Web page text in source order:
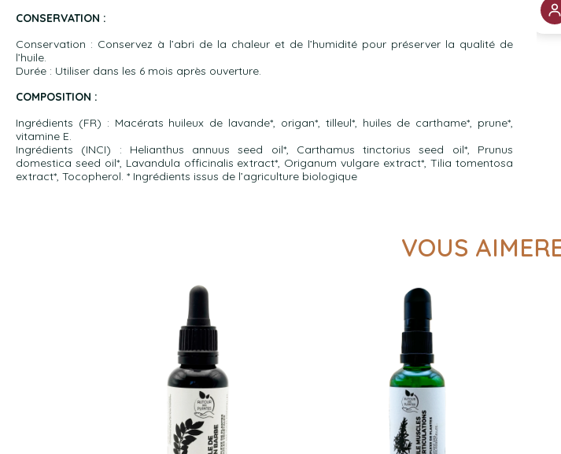
CONSERVATION :
Conservation : Conservez à l’abri de la chaleur et de l’humidité pour préserver la qualité de
l’huile.
Durée : Utiliser dans les 6 mois après ouverture.
COMPOSITION :
Ingrédients (FR) : Macérats huileux de lavande*, origan*, tilleul*, huiles de carthame*, prune*,
vitamine E.
Ingrédients (INCI) : Helianthus annuus seed oil*, Carthamus tinctorius seed oil*, Prunus
domestica seed oil*, Lavandula officinalis extract*, Origanum vulgare extract*, Tilia tomentosa
extract*, Tocopherol. * Ingrédients issus de l’agriculture biologique
VOUS